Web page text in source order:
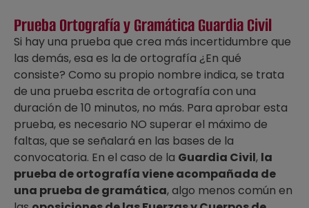
Prueba Ortografía y Gramática Guardia Civil
Si hay una prueba que crea más incertidumbre que
las demás, esa es la de ortografía ¿En qué
consiste? Como su propio nombre indica, se trata
de una prueba escrita de ortografía con una
duración de 10 minutos, no más. Para aprobar esta
prueba, es necesario NO superar el máximo de
faltas, que se señalará en las bases de la
convocatoria. En el caso de la Guardia Civil, la
prueba de ortografía viene acompañada de
una prueba de gramática, algo menos común en